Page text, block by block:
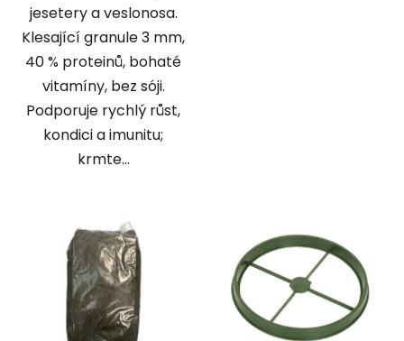
jesetery a veslonosa.
Klesající granule 3 mm,
40 % proteinů, bohaté
vitamíny, bez sóji.
Podporuje rychlý růst,
kondici a imunitu;
krmte...